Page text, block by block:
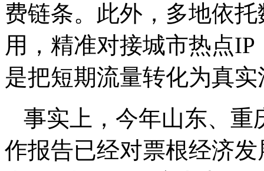
费链条。此外，多地依
用，精准对接城市热点
是把短期流量转化为真
事实上，今年山东、重
作报告已经对票根经济